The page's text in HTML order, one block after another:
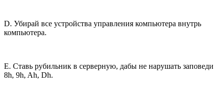
D. Убирай все устройства управления компьютера внутрь
компьютера.
E. Ставь рубильник в серверную, дабы не нарушать заповеди
8h, 9h, Ah, Dh.